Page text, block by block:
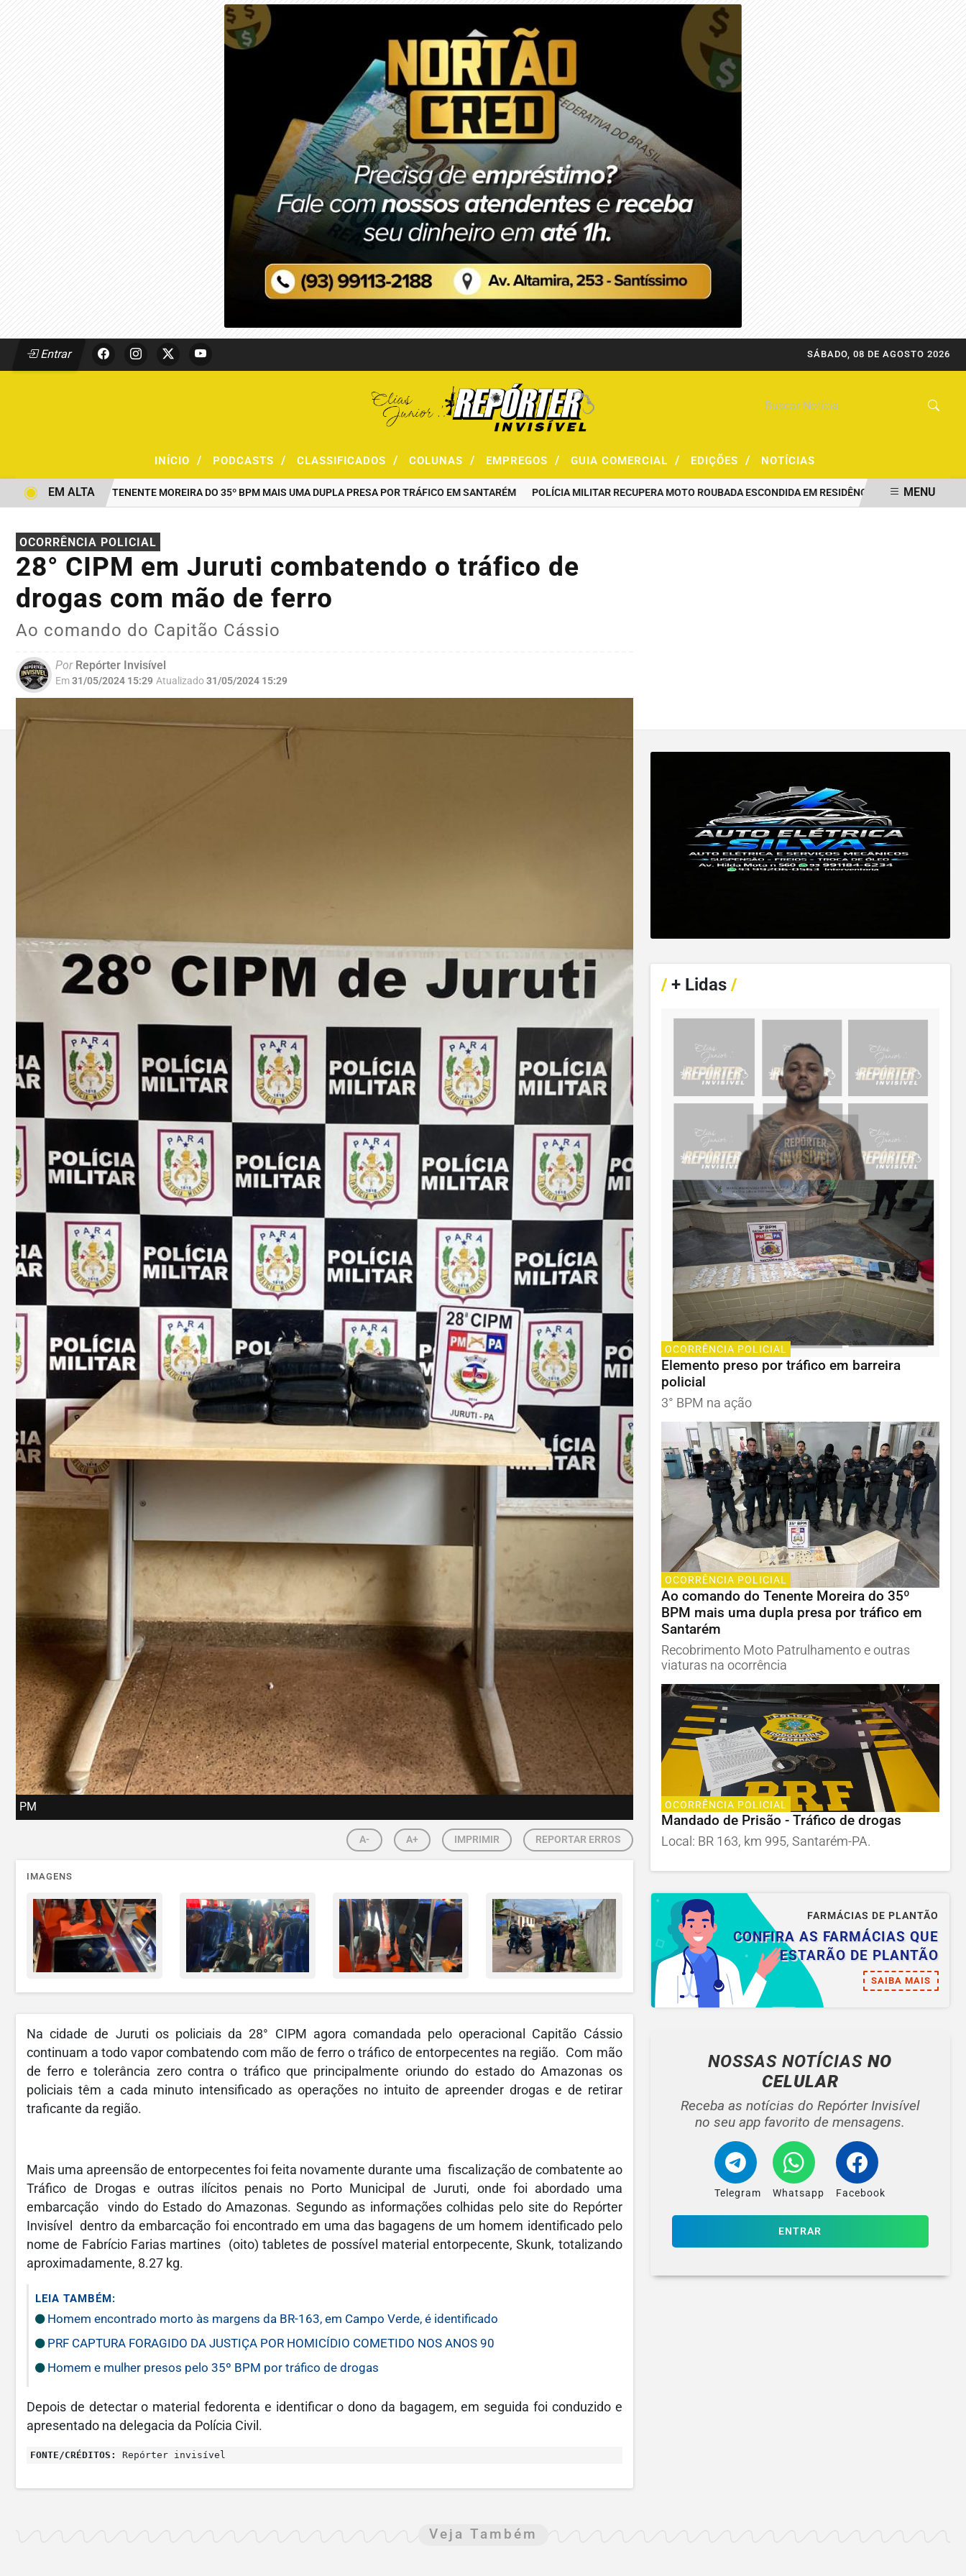
Entrar SÁBADO, 08 DE AGOSTO 2026
INÍCIO / PODCASTS / CLASSIFICADOS / COLUNAS / EMPREGOS / GUIA COMERCIAL / EDIÇÕES / NOTÍCIAS
COMANDO DO TENENTE MOREIRA DO 35º BPM MAIS UMA DUPLA PRESA POR TRÁFICO EM SANTARÉM POLÍCIA MILITAR RECUPERA MOTO ROUBADA ESCONDIDA EM RESIDÊNCIA HOMEM
EM ALTA MENU
OCORRÊNCIA POLICIAL
28° CIPM em Juruti combatendo o tráfico de
drogas com mão de ferro
Ao comando do Capitão Cássio
PorRepórter Invisível
Em31/05/2024 15:29 Atualizado31/05/2024 15:29
PM
A- A+ IMPRIMIR REPORTAR ERROS
IMAGENS
Na cidade de Juruti os policiais da 28° CIPM agora comandada pelo operacional Capitão Cássio
continuam a todo vapor combatendo com mão de ferro o tráfico de entorpecentes na região. Com mão
de ferro e tolerância zero contra o tráfico que principalmente oriundo do estado do Amazonas os
policiais têm a cada minuto intensificado as operações no intuito de apreender drogas e de retirar
traficante da região.
Mais uma apreensão de entorpecentes foi feita novamente durante uma fiscalização de combatente ao
Tráfico de Drogas e outras ilícitos penais no Porto Municipal de Juruti, onde foi abordado uma
embarcação vindo do Estado do Amazonas. Segundo as informações colhidas pelo site do Repórter
Invisível dentro da embarcação foi encontrado em uma das bagagens de um homem identificado pelo
nome de Fabrício Farias martines (oito) tabletes de possível material entorpecente, Skunk, totalizando
aproximadamente, 8.27 kg.
LEIA TAMBÉM:
Homem encontrado morto às margens da BR-163, em Campo Verde, é identificado
PRF CAPTURA FORAGIDO DA JUSTIÇA POR HOMICÍDIO COMETIDO NOS ANOS 90
Homem e mulher presos pelo 35º BPM por tráfico de drogas
Depois de detectar o material fedorenta e identificar o dono da bagagem, em seguida foi conduzido e
apresentado na delegacia da Polícia Civil.
FONTE/CRÉDITOS: Repórter invisível
/+ Lidas /
OCORRÊNCIA POLICIAL
Elemento preso por tráfico em barreira
policial
3° BPM na ação
OCORRÊNCIA POLICIAL
Ao comando do Tenente Moreira do 35º
BPM mais uma dupla presa por tráfico em
Santarém
Recobrimento Moto Patrulhamento e outras
viaturas na ocorrência
OCORRÊNCIA POLICIAL
Mandado de Prisão - Tráfico de drogas
Local: BR 163, km 995, Santarém-PA.
FARMÁCIAS DE PLANTÃO
CONFIRA AS FARMÁCIAS QUE
ESTARÃO DE PLANTÃO
SAIBA MAIS
NOSSAS NOTÍCIASNO
CELULAR
Receba as notícias do Repórter Invisível
no seu app favorito de mensagens.
Telegram Whatsapp Facebook
ENTRAR
Veja Também